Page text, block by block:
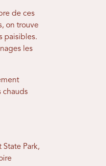
de ces
on trouve
paisibles.
les
chauds
Park,